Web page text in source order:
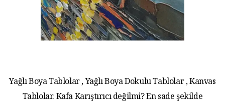
Yağlı Boya Tablolar , Yağlı Boya Dokulu Tablolar , Kanvas
Tablolar. Kafa Karıştırıcı değilmi? En sade şekilde